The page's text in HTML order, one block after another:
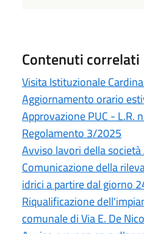
Contenuti correlati
Visita Istituzionale
Aggiornamento orario
Approvazione PUC - L.R.
Regolamento 3/2025
Avviso lavori della società
Comunicazione della
idrici a partire dal giorno
Riqualificazione
comunale di Via E. De